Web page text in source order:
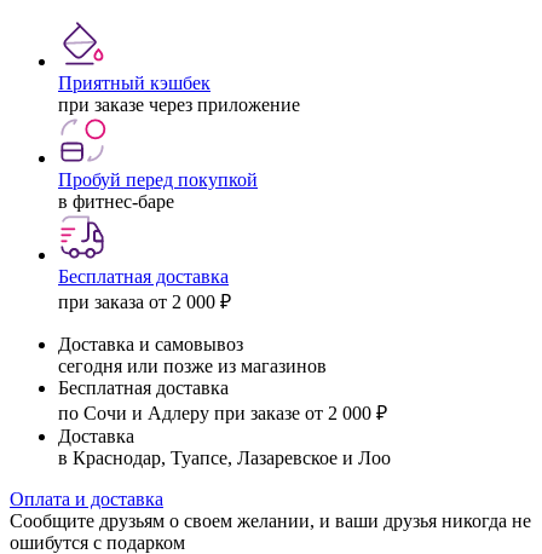
Приятный кэшбек
при заказе через приложение
Пробуй перед покупкой
в фитнес-баре
Бесплатная доставка
при заказа от 2 000 ₽
Доставка и самовывоз
сегодня или позже из магазинов
Бесплатная доставка
по Сочи и Адлеру при заказе от 2 000 ₽
Доставка
в Краснодар, Туапсе, Лазаревское и Лоо
Оплата и доставка
Сообщите друзьям о своем желании, и ваши друзья никогда не
ошибутся с подарком